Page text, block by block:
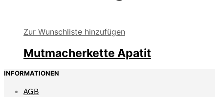
Zur Wunschliste hinzufügen
Mutmacherkette Apatit
INFORMATIONEN
AGB